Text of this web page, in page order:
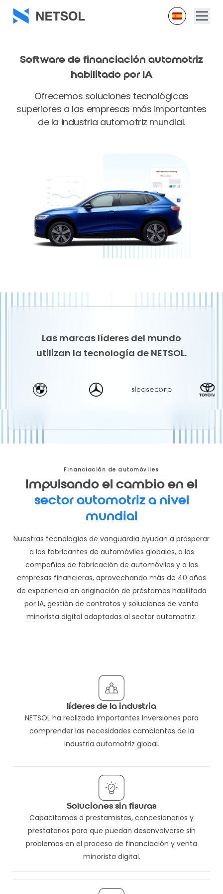
Software definanciación automotriz
habilitado por IA
Ofrecemos soluciones tecnológicas
superiores a las empresas más importantes
de la industria automotriz mundial.
Las marcas líderes del mundo
utilizan la tecnología de NETSOL.
Financiación de automóviles
Impulsando el cambio en el
sector automotriz a nivel
mundial
Nuestras tecnologías de vanguardia ayudan a prosperar
a los fabricantes de automóviles globales, a las
compañías de fabricación de automóviles y a las
empresas financieras, aprovechando más de 40 años
de experiencia en originación de préstamos habilitada
por IA, gestión de contratos y soluciones de venta
minorista digital adaptadas al sector automotriz.
líderes de la industria
NETSOL ha realizado importantes inversiones para
comprender las necesidades cambiantes de la
industria automotriz global.
Soluciones sin fisuras
Capacitamos a prestamistas, concesionarios y
prestatarios para que puedan desenvolverse sin
problemas en el proceso de financiación y venta
minorista digital.